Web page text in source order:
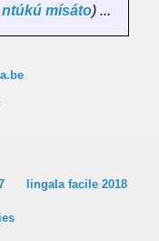
ntúkú mísáto) ...
lingala facile 2018